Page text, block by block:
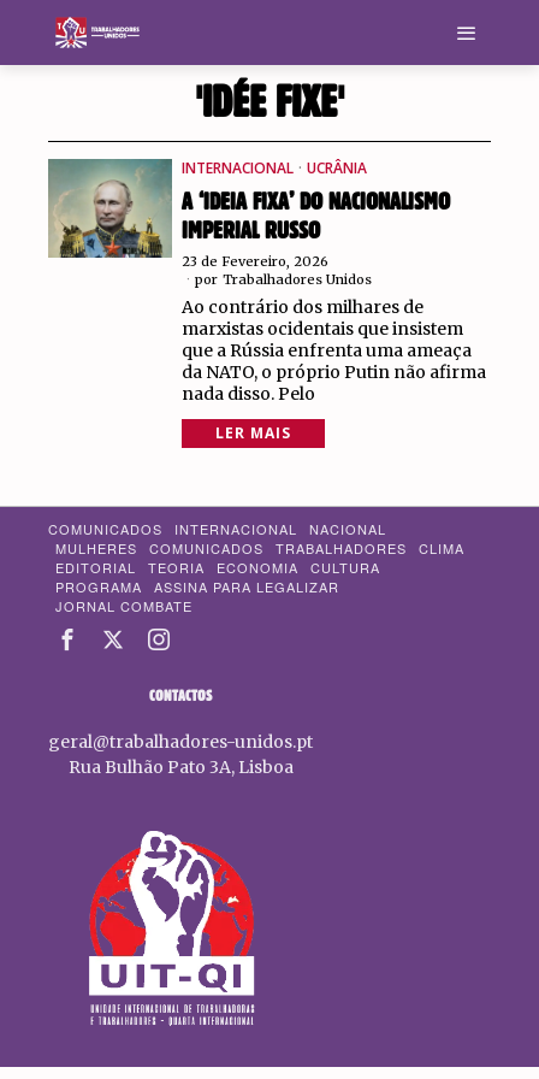
'IDÉE FIXE'
INTERNACIONAL · UCRÂNIA
A ‘IDEIA FIXA’ DO NACIONALISMO
IMPERIAL RUSSO
23 de Fevereiro, 2026
por Trabalhadores Unidos
Ao contrário dos milhares de
marxistas ocidentais que insistem
que a Rússia enfrenta uma ameaça
da NATO, o próprio Putin não afirma
nada disso. Pelo
LER MAIS
COMUNICADOS INTERNACIONAL
NACIONAL
MULHERES
COMUNICADOS TRABALHADORES
CLIMA
EDITORIAL
TEORIA ECONOMIA
CULTURA
PROGRAMA
ASSINA PARA LEGALIZAR
JORNAL COMBATE
CONTACTOS
geral@trabalhadores-unidos.pt
Rua Bulhão Pato 3A, Lisboa